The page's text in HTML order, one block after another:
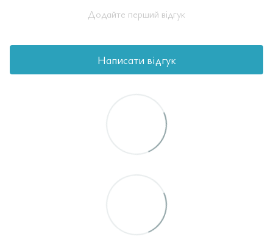
Додайте перший відгук
Написати відгук